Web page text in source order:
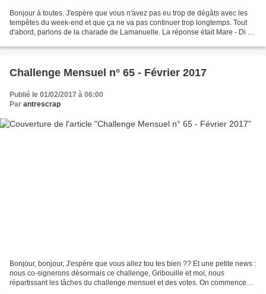
Bonjour à toutes. J'espère que vous n'avez pas eu trop de dégâts avec les
tempêtes du week-end et que ça ne va pas continuer trop longtemps. Tout
d'abord, parlons de la charade de Lamanuelle. La réponse était Mare - Di -
Challenge Mensuel n° 65 - Février 2017
Publié le 01/02/2017 à 06:00
Par antrescrap
Bonjour, bonjour, J'espère que vous allez tou tes bien ?? Et une petite news :
nous co-signerons désormais ce challenge, Gribouille et moi, nous
répartissant les tâches du challenge mensuel et des votes. On commence